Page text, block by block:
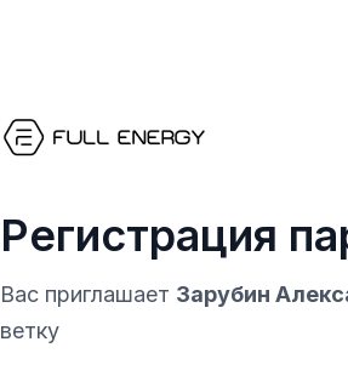
Регистрация
Вас приглашает Зарубин
ветку